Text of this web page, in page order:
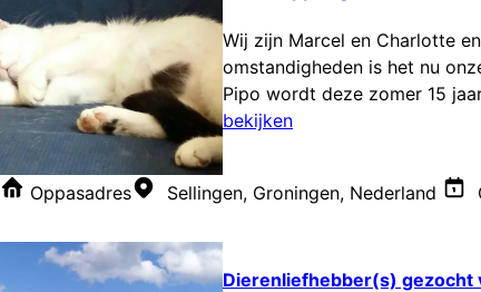
Wij zijn Marcel en Charlotte
omstandigheden is het nu
Pipo wordt deze zomer 15
bekijken
Oppasadres Sellingen, Groningen, Nederland
Dierenliefhebber(s) gezocht